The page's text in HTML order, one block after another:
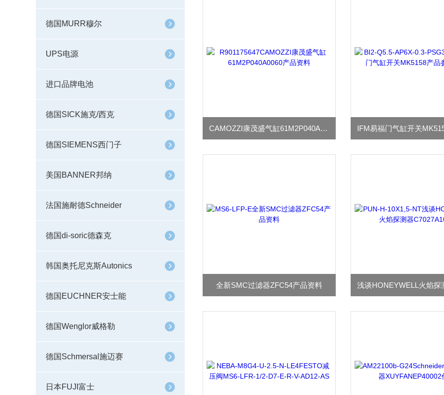
德国MURR穆尔
UPS电源
进口品牌电池
德国SICK施克/西克
德国SIEMENS西门子
美国BANNER邦纳
法国施耐德Schneider
德国di-soric德森克
韩国奥托尼克斯Autonics
德国EUCHNER安士能
德国Wenglor威格勒
德国Schmersal施迈赛
日本FUJI富士
CAMOZZI康茂盛气缸61M2P040A0060产品资料
全新SMC过滤器ZFC54产品资料